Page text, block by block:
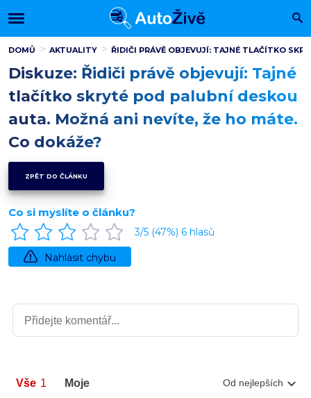
DOMŮ AKTUALITY ŘIDIČI PRÁVĚ OBJEVUJÍ: TAJNÉ TLAČÍTKO
Diskuze: Řidiči právě objevují: Tajné
tlačítko skryté pod palubní deskou
auta. Možná ani nevíte, že ho máte.
Co dokáže?
ZPĚT DO ČLÁNKU
Co si myslíte o článku?
3/5 (47%) 6 hlasů
Nahlásit chybu